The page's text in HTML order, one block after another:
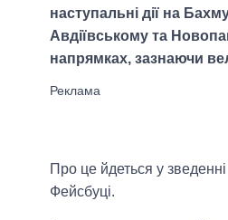
наступальні дії на
Авдіївському та
напрямках, зазнаючи
Про це йдеться у
Фейсбуці.